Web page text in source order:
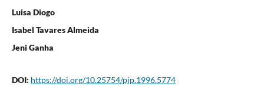
Luisa Diogo
Isabel Tavares Almeida
Jeni Ganha
DOI: https://doi.org/10.25754/pjp.1996.5774